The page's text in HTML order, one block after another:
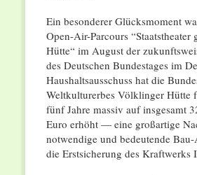
Ein besonderer Glücksmoment
Open-Air-Parcours
Hütte“ im August der
des Deutschen Bundestages im
Haushaltsausschuss hat die
Weltkulturerbes Völklinger Hütte
fünf Jahre massiv auf insgesamt
Euro erhöht — eine großartige
notwendige und bedeutende
die Erstsicherung des Kraftwerks